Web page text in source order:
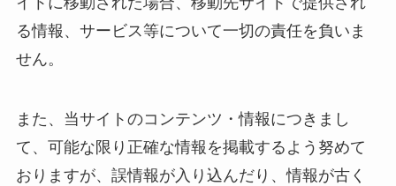
る情報、サービス等について一切の責任を負いま
せん。
また、当サイトのコンテンツ・情報につきまし
て、可能な限り正確な情報を掲載するよう努めて
おりますが、誤情報が入り込んだり、情報が古く